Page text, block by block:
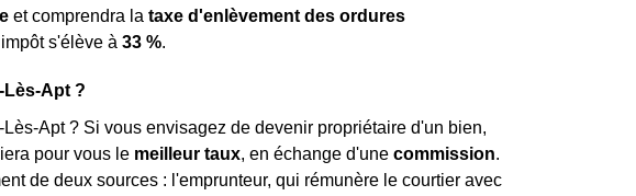
et comprendra la taxe d'enlèvement des ordures
s'élève à 33 %.
Apt ?
Apt ? Si vous envisagez de devenir propriétaire d'un bien,
pour vous le meilleur taux, en échange d'une commission.
de deux sources : l'emprunteur, qui rémunère le courtier avec